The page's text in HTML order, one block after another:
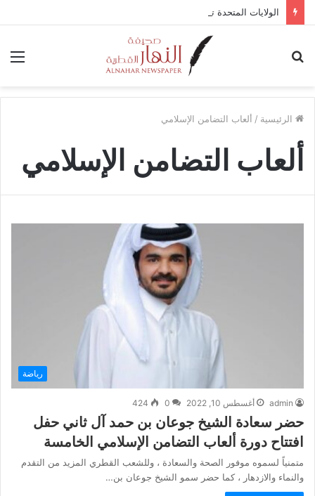
الرئيسية / ألعاب التضامن الإسلامي
ألعاب التضامن الإسلامي
رياضة
admin أغسطس 10, 2022 0
424
حضر سعادة الشيخ جوعان بن حمد آل ثاني حفل
افتتاح دورة ألعاب التضامن الإسلامي الخامسة
متمنياً لسموه موفور الصحة والسعادة ، وللشعب القطري المزيد من التقدم
والنماء والازدهار ، كما حضر سمو الشيخ جوعان بن…